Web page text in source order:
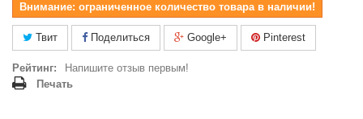
Внимание: ограниченное количество товара в наличии!
Твит Поделиться Google+ Pinterest
Рейтинг:
Напишите отзыв первым!
Печать